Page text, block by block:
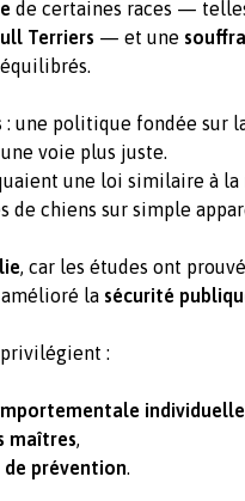
de certaines races —
Terriers — et une
: une politique fondée sur
voie plus juste.
une loi similaire à la
de chiens sur simple
, car les études ont
la sécurité
:
individuelle
maîtres,
de prévention.